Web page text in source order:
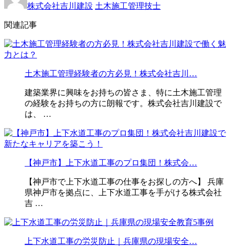
株式会社吉川建設 土木施工管理技士
関連記事
土木施工管理経験者の方必見！株式会社吉川…
建築業界に興味をお持ちの皆さま、特に土木施工管理
の経験をお持ちの方に朗報です。株式会社吉川建設で
は、 …
【神戸市】上下水道工事のプロ集団！株式会…
【神戸市で上下水道工事の仕事をお探しの方へ】 兵庫
県神戸市を拠点に、上下水道工事を手がける株式会社
吉 …
上下水道工事の労災防止｜兵庫県の現場安全…